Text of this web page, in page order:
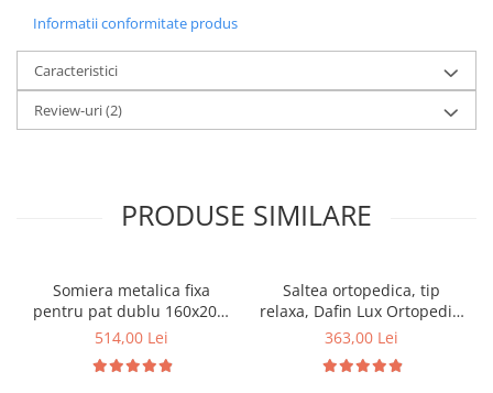
Informatii conformitate produs
Caracteristici
Review-uri(2)
PRODUSE SIMILARE
Somiera metalica fixa
pentru pat dublu 160x200,
6 picioare, 32 lamele lemn
saltea ferm, negru
514,00 Lei
Saltea ortopedica, tip
relaxa, Dafin Lux Ortopedic,
90x200x21cm, fermitate
tip Bonell, fata vara-iarna,
363,00 Lei